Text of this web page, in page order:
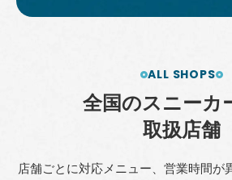
ALL SHOPS
全国のスニーカ
取扱店舗
店舗ごとに対応メニュー、営業時間が